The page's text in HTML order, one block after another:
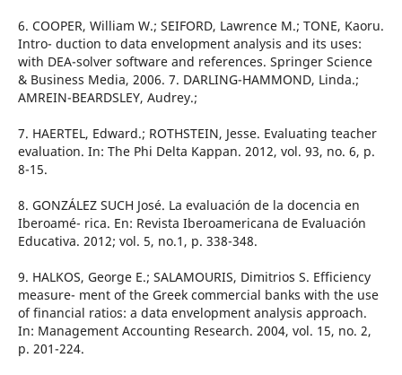
6. COOPER, William W.; SEIFORD, Lawrence M.; TONE, Kaoru.
Intro- duction to data envelopment analysis and its uses:
with DEA-solver software and references. Springer Science
& Business Media, 2006. 7. DARLING-HAMMOND, Linda.;
AMREIN-BEARDSLEY, Audrey.;
7. HAERTEL, Edward.; ROTHSTEIN, Jesse. Evaluating teacher
evaluation. In: The Phi Delta Kappan. 2012, vol. 93, no. 6, p.
8-15.
8. GONZÁLEZ SUCH José. La evaluación de la docencia en
Iberoamé- rica. En: Revista Iberoamericana de Evaluación
Educativa. 2012; vol. 5, no.1, p. 338-348.
9. HALKOS, George E.; SALAMOURIS, Dimitrios S. Efficiency
measure- ment of the Greek commercial banks with the use
of financial ratios: a data envelopment analysis approach.
In: Management Accounting Research. 2004, vol. 15, no. 2,
p. 201-224.